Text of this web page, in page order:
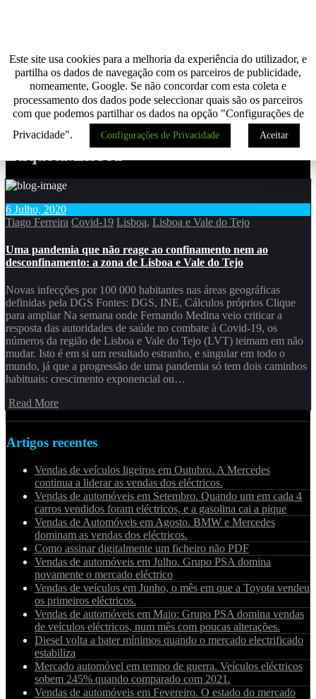
Despoletar
Home
6 Julho, 2020
Tiago Ferreira Covid-19 Lisboa, Lisboa e Vale do Tejo
Uma pandemia que não reage ao confinamento nem ao
desconfinamento: a zona de Lisboa e Vale do Tejo
Novas infecções por 100 000 habitantes nas áreas geográficas
definidas pela DGS Fontes: DGS, INE, Cálculos próprios Clique
para ampliar Na semana onde Fernando Medina veio criticar a
resposta das autoridades de saúde no combate à Covid-19, os
números da região de Lisboa e Vale do Tejo (LVT) teimam em não
mudar. Isto é em si um resultado estranho, e singular em todo o
mundo, já que a progressão de uma pandemia só tem dois caminhos
habituais: crescimento exponencial ou…
Read More
Artigos recentes
Vendas de veículos ligeiros em Outubro. A Mercedes
continua a liderar as vendas dos eléctricos.
Vendas de automóveis em Setembro. Quando um em cada 4
carros vendidos foram eléctricos, e a gasolina cai a pique
Vendas de Automóveis em Agosto. BMW e Mercedes
dominam as vendas dos eléctricos.
Como assinar digitalmente um ficheiro não PDF
Vendas de automóveis em Julho. Grupo PSA domina
novamente o mercado eléctrico
Vendas de veículos em Junho, o mês em que a Toyota vendeu
os primeiros eléctricos.
Vendas de automóveis em Maio: Grupo PSA domina vendas
de veículos eléctricos, num mês com poucas alterações.
Diesel volta a bater mínimos quando o mercado electrificado
estabiliza
Mercado automóvel em tempo de guerra. Veículos eléctricos
sobem 245% quando comparado com 2021.
Vendas de automóveis em Fevereiro. O estado do mercado
Este site usa cookies para a melhoria da experiência do utilizador, e
partilha os dados de navegação com os parceiros de publicidade,
nomeamente, Google. Se não concordar com esta coleta e
processamento dos dados pode seleccionar quais são os parceiros
com que podemos partilhar os dados na opção "Configurações de
Privacidade".
Configurações de Privacidade Aceitar